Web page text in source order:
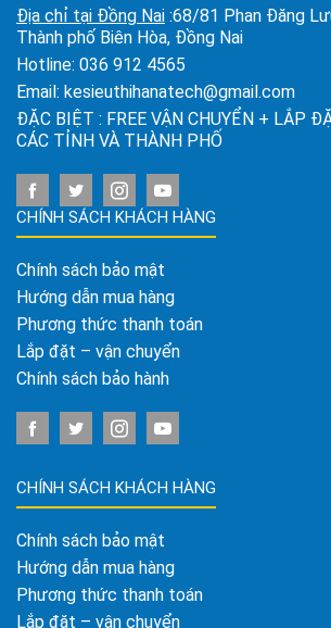
Địa chỉ tại Đồng Nai :68/81 Phan Đăng
Thành phố Biên Hòa, Đồng Nai
Hotline: 036 912 4565
Email: kesieuthihanatech@gmail.com
ĐẶC BIỆT : FREE VẬN CHUYỂN + LẮP
CÁC TỈNH VÀ THÀNH PHỐ
CHÍNH SÁCH KHÁCH HÀNG
Chính sách bảo mật
Hướng dẫn mua hàng
Phương thức thanh toán
Lắp đặt – vận chuyển
Chính sách bảo hành
CHÍNH SÁCH KHÁCH HÀNG
Chính sách bảo mật
Hướng dẫn mua hàng
Phương thức thanh toán
Lắp đặt – vận chuyển